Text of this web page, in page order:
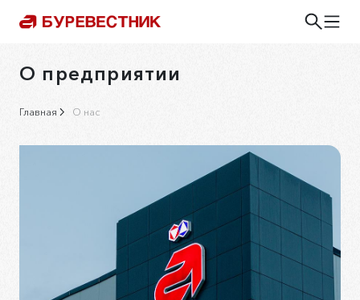
О предприятии
Главная О нас